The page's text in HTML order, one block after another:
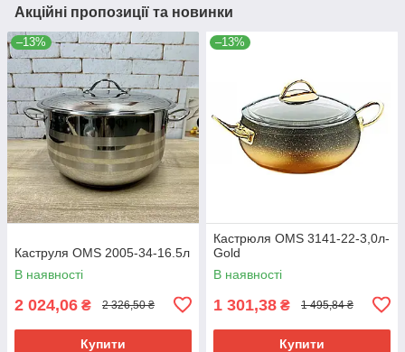
Акційні пропозиції та новинки
–13%
Каструля OMS 2005-34-16.5л
В наявності
2 024,06 ₴ 2 326,50 ₴
Купити
–13%
Кастрюля OMS 3141-22-3,0л-
Gold
В наявності
1 301,38 ₴ 1 495,84 ₴
Купити